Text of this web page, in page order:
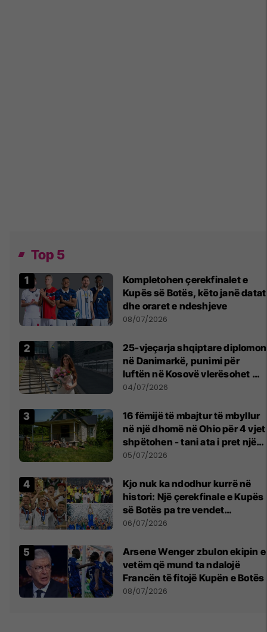
Top 5
Kompletohen çerekfinalet e
Kupës së Botës, këto janë datat
dhe oraret e ndeshjeve
08/07/2026
25-vjeçarja shqiptare diplomon
në Danimarkë, punimi për
luftën në Kosovë vlerësohet me
notën më të lartë
04/07/2026
16 fëmijë të mbajtur të mbyllur
në një dhomë në Ohio për 4 vjet
shpëtohen - tani ata i pret një
sfidë e madhe
05/07/2026
Kjo nuk ka ndodhur kurrë në
histori: Një çerekfinale e Kupës
së Botës pa tre vendet
legjendare të futbollit
06/07/2026
Arsene Wenger zbulon ekipin e
vetëm që mund ta ndalojë
Francën të fitojë Kupën e Botës
08/07/2026